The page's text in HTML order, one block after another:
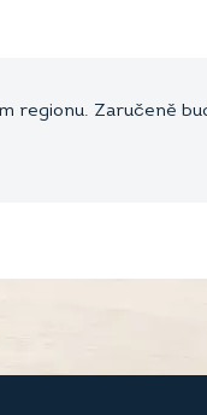
regionu. Zaručeně